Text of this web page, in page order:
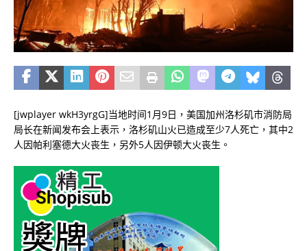
[jwplayer wkH3yrgG]当地时间1月9日，美国加州洛杉矶市消防局
局长在新闻发布会上表示，洛杉矶山火已造成至少7人死亡，其中2
人因帕利塞德大火丧生，另外5人因伊顿大火丧生。